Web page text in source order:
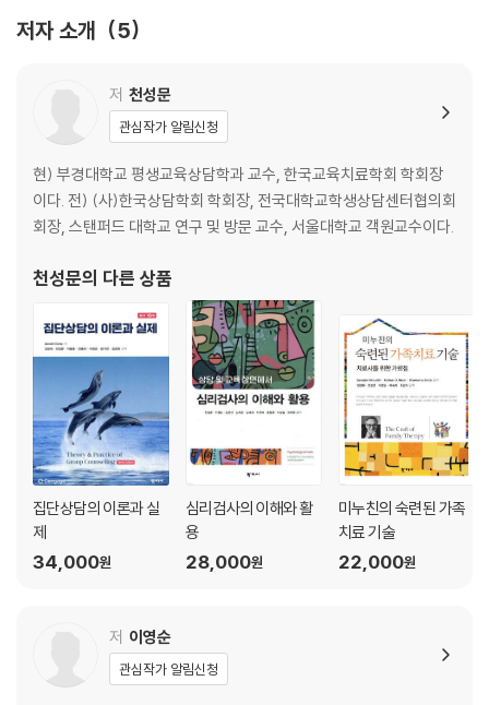
제2장 좋은 상담자는 어떻게 되는가
2. 상담자 수련과정
3. 상담 장면에서 겪게 되는 어려움
제3장 내담자의 이해와 평가
1. 내담자의 특성
2. 내담자의 현재 문제
1. 상담관계의 특징
2. 상담관계에서 중요한 상담자의 태도
3. 상담관계 형성 방법
제2부 상담의 이론
제5장 정신분석 상담
1. 주요 개념
2. 심리적 문제의 형성 과정과 그 증상의 의미
5. 현대 정신분석의 동향
6. 공헌점과 비판점
저자 소개 5
저 천성문
관심작가 알림신청
현) 부경대학교 평생교육상담학과 교수, 한국교육치료학회 학회장
이다. 전) (사)한국상담학회 학회장, 전국대학교학생상담센터협의회
회장, 스탠퍼드 대학교 연구 및 방문 교수, 서울대학교 객원교수이다.
천성문의 다른 상품
집단상담의 이론과 실
제
34,000원
심리검사의 이해와 활
용
28,000원
미누친의 숙련된 가족
치료 기술
22,000원
저 이영순
관심작가 알림신청